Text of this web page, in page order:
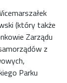
(który także
Zarządu
z
Parku